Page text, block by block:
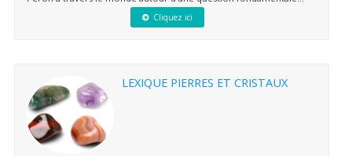
Cliquez ici
LEXIQUE PIERRES ET CRISTAUX